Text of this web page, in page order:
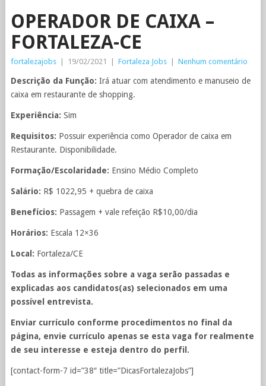
OPERADOR DE CAIXA –
FORTALEZA-CE
fortalezajobs 19/02/2021 Fortaleza Jobs Nenhum comentário
Descrição da Função: Irá atuar com atendimento e manuseio de
caixa em restaurante de shopping.
Experiência: Sim
Requisitos: Possuir experiência como Operador de caixa em
Restaurante. Disponibilidade.
Formação/Escolaridade: Ensino Médio Completo
Salário: R$ 1022,95 + quebra de caixa
Benefícios: Passagem + vale refeição R$10,00/dia
Horários: Escala 12×36
Local: Fortaleza/CE
Todas as informações sobre a vaga serão passadas e
explicadas aos candidatos(as) selecionados em uma
possível entrevista.
Enviar currículo conforme procedimentos no final da
página, envie currículo apenas se esta vaga for realmente
de seu interesse e esteja dentro do perfil.
[contact-form-7 id=”38″ title=”DicasFortalezaJobs”]